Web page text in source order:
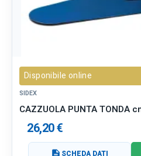
Disponibile online
SIDEX
CAZZUOLA PUNTA TONDA
26,20 €
description SCHEDA DATI